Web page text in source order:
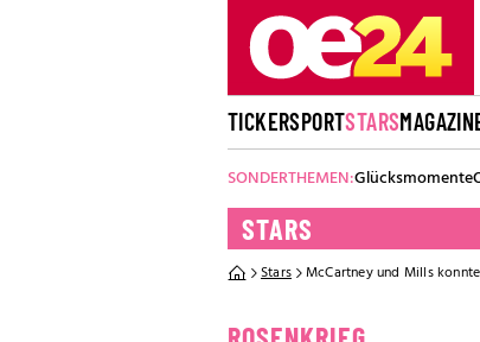
TICKERSPORTSTARS
SONDERTHEMEN:Glücksmomente
STARS
Stars McCartney und Mills